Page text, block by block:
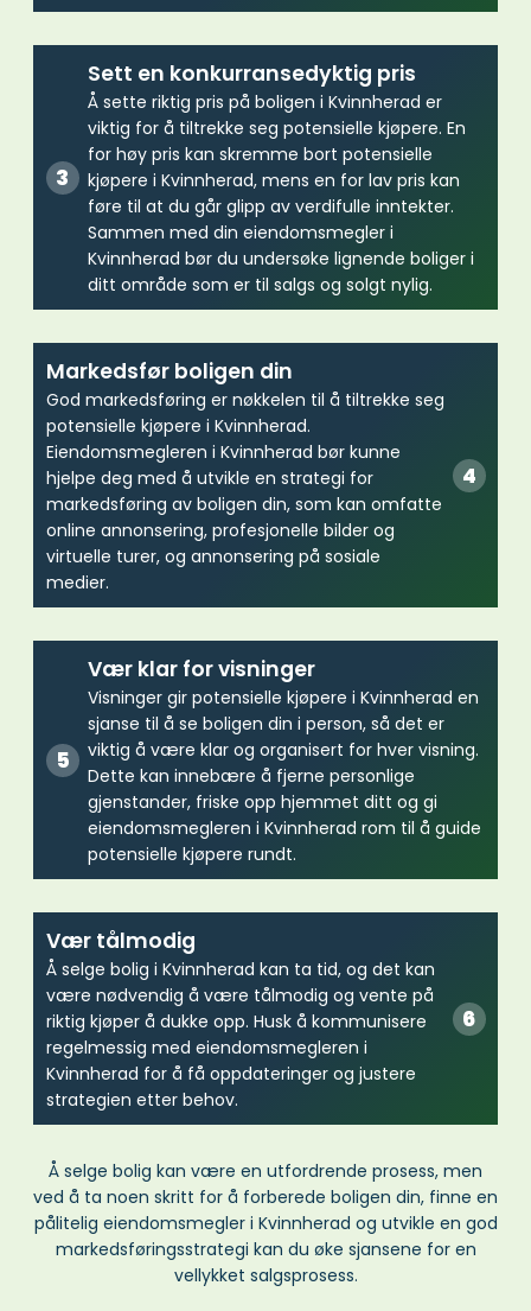
Sett en konkurransedyktig pris
Å sette riktig pris på boligen i Kvinnherad er
viktig for å tiltrekke seg potensielle kjøpere. En
for høy pris kan skremme bort potensielle
kjøpere i Kvinnherad, mens en for lav pris kan
føre til at du går glipp av verdifulle inntekter.
Sammen med din eiendomsmegler i
Kvinnherad bør du undersøke lignende boliger i
ditt område som er til salgs og solgt nylig.
Markedsfør boligen din
God markedsføring er nøkkelen til å tiltrekke seg
potensielle kjøpere i Kvinnherad.
Eiendomsmegleren i Kvinnherad bør kunne
hjelpe deg med å utvikle en strategi for
markedsføring av boligen din, som kan omfatte
online annonsering, profesjonelle bilder og
virtuelle turer, og annonsering på sosiale
medier.
Vær klar for visninger
Visninger gir potensielle kjøpere i Kvinnherad en
sjanse til å se boligen din i person, så det er
viktig å være klar og organisert for hver visning.
Dette kan innebære å fjerne personlige
gjenstander, friske opp hjemmet ditt og gi
eiendomsmegleren i Kvinnherad rom til å guide
potensielle kjøpere rundt.
Vær tålmodig
Å selge bolig i Kvinnherad kan ta tid, og det kan
være nødvendig å være tålmodig og vente på
riktig kjøper å dukke opp. Husk å kommunisere
regelmessig med eiendomsmegleren i
Kvinnherad for å få oppdateringer og justere
strategien etter behov.
Å selge bolig kan være en utfordrende prosess, men
ved å ta noen skritt for å forberede boligen din, finne en
pålitelig eiendomsmegler i Kvinnherad og utvikle en god
markedsføringsstrategi kan du øke sjansene for en
vellykket salgsprosess.